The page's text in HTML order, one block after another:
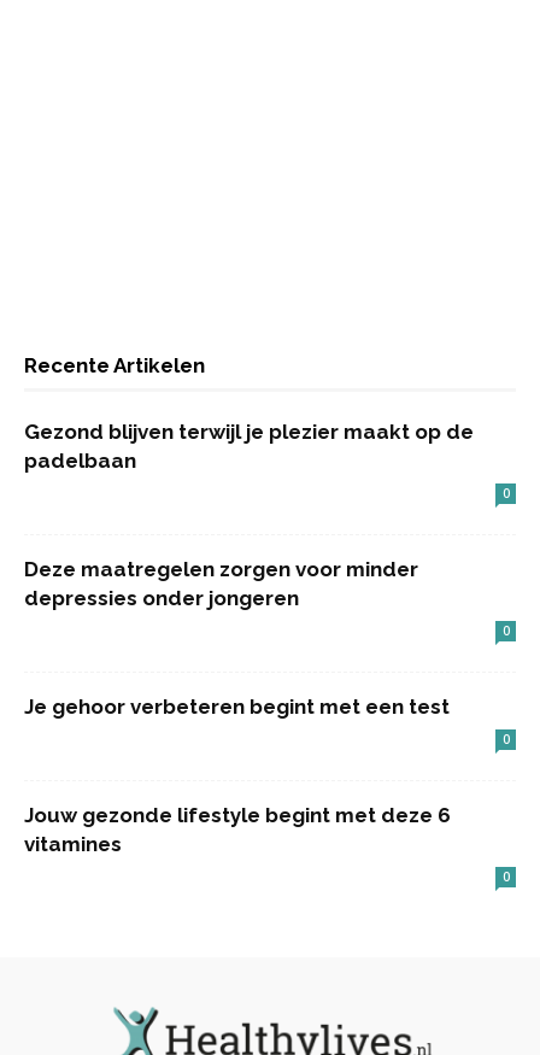
Recente Artikelen
Gezond blijven terwijl je plezier maakt op de
padelbaan
0
Deze maatregelen zorgen voor minder
depressies onder jongeren
0
Je gehoor verbeteren begint met een test
0
Jouw gezonde lifestyle begint met deze 6
vitamines
0